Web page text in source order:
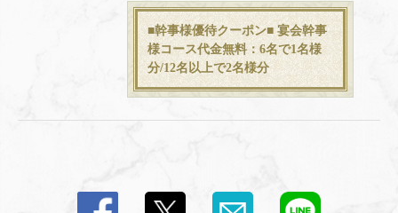
■幹事様優待クーポン■ 宴会幹事
様コース代金無料：6名で1名様
分/12名以上で2名様分